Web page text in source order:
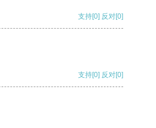
支持[0] 反对[0]
支持[0] 反对[0]